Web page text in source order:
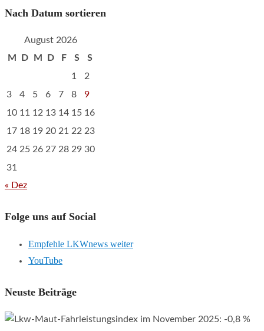
Nach Datum sortieren
August 2026
M
D M D F S
S
1
2
3
4 5 6 7 8
9
10 11 12 13 14 15 16
17 18 19 20 21 22 23
24 25 26 27 28 29 30
31
« Dez
Folge uns auf Social
Empfehle LKWnews weiter
YouTube
Neuste Beiträge